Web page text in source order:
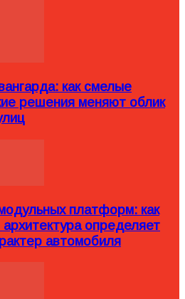
как смелые
решения меняют облик
платформ: как
архитектура определяет
автомобиля